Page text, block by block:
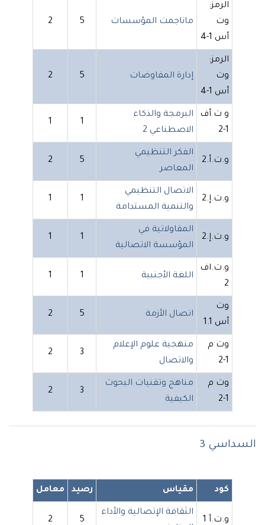
الرمز:
وت
أس 1-4
ماناجمت المؤسسات 5
2
الرمز:
وت
أس 1-4
إدارة المفاوضات 5
2
و ت أف
1-2
البرمجة والذكاء
الاصطناعي 2
1
1
و.ت.أ.2
الفكر التنظيمي
المعاصر
5
2
و.ت.إ.2
الاتصال التنظيمي
والتنمية المستدامة
1
1
و.ت.إ.2
المقاولاتية في
المؤسسة الاتصالية
1
1
و.ت.اف
2
اللغة الأجنبية 1
1
وت
أس 1.1
اتصال الأزمة 5
2
وت م
1-2
منهجية علوم الإعلام
والاتصال
3
2
وت م
1-2
مناهج وتقنيات البحوث
الكيفية
3
2
السداسي 3
كود مقياس رصيد معامل
و.ت.أ 1
الثقافة الإتصالية والأداء
5
2